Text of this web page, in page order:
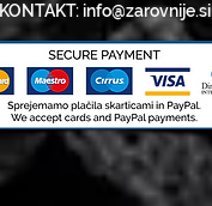
KONTAKT:info@zarovnije.si